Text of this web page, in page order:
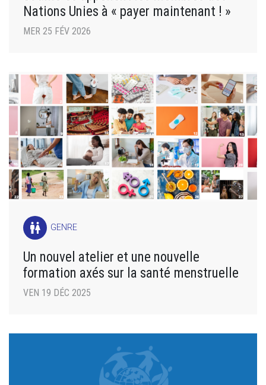
Nations Unies à « payer maintenant ! »
MER 25 FÉV 2026
wc GENRE
Un nouvel atelier et une nouvelle
formation axés sur la santé menstruelle
VEN 19 DÉC 2025